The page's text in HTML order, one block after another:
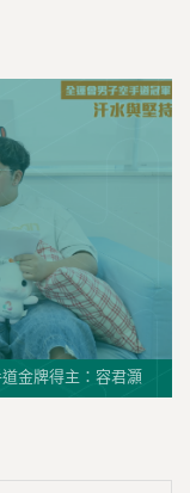
金牌得主：容君灝